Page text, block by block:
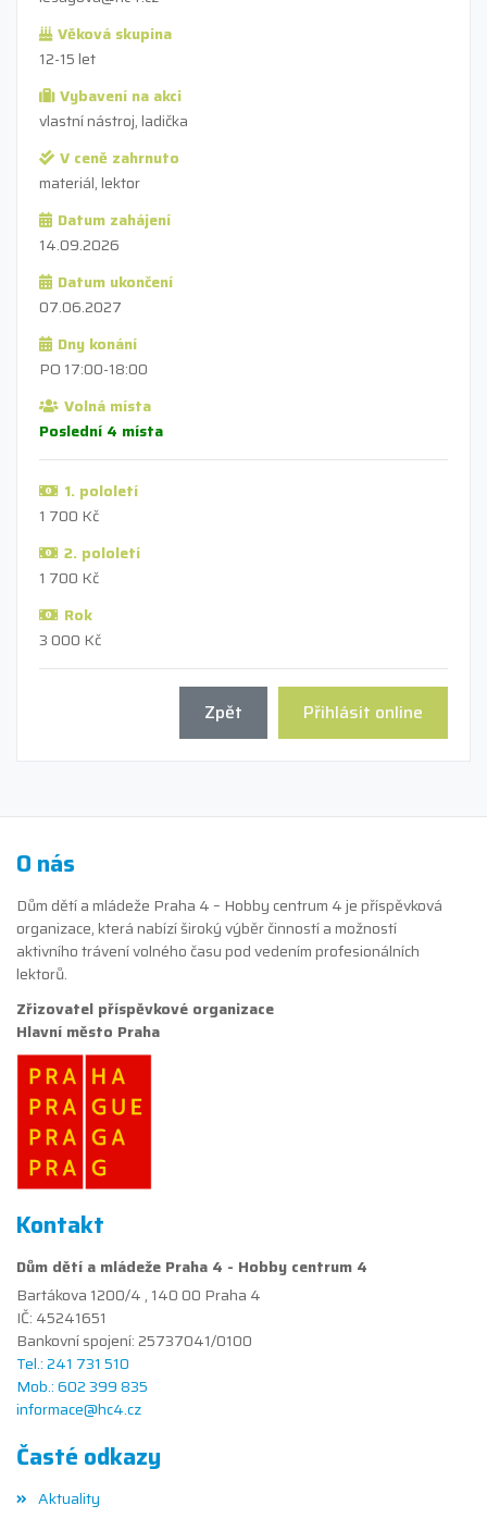
Věková skupina
12-15 let
Vybavení na akci
vlastní nástroj, ladička
V ceně zahrnuto
materiál, lektor
Datum zahájení
14.09.2026
Datum ukončení
07.06.2027
Dny konání
PO 17:00-18:00
Volná místa
Poslední 4 místa
1. pololetí
1 700 Kč
2. pololetí
1 700 Kč
Rok
3 000 Kč
Přihlásit online
Zpět
O nás
Dům dětí a mládeže Praha 4 – Hobby centrum 4 je příspěvková
organizace, která nabízí široký výběr činností a možností
aktivního trávení volného času pod vedením profesionálních
lektorů.
Zřizovatel příspěvkové organizace
Hlavní město Praha
Kontakt
Dům dětí a mládeže Praha 4 - Hobby centrum 4
Bartákova 1200/4 , 140 00 Praha 4
IČ: 45241651
Bankovní spojení: 25737041/0100
Tel.: 241 731 510
Mob.: 602 399 835
informace@hc4.cz
Časté odkazy
Aktuality